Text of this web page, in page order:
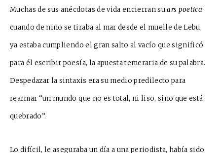
Muchas de sus anécdotas de vida encierran suars poetica:
cuando de niño se tiraba al mar desde el muelle de Lebu,
ya estaba cumpliendo el gran salto al vacío que significó
para él escribir poesía, la apuesta temeraria de su palabra.
Despedazar la sintaxis era su medio predilecto para
rearmar “un mundo que no es total, ni liso, sino que está
quebrado”.
Lo difícil, le aseguraba un día a una periodista, había sido